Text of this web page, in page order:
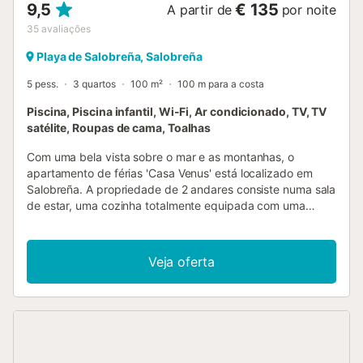
9,5
35 avaliações
A partir de € 135 por noite
Playa de Salobreña, Salobreña
5 pess. 3 quartos 100 m² 100 m para a costa
Piscina, Piscina infantil, Wi-Fi, Ar condicionado, TV, TV
satélite, Roupas de cama, Toalhas
Com uma bela vista sobre o mar e as montanhas, o
apartamento de férias 'Casa Venus' está localizado em
Salobreña. A propriedade de 2 andares consiste numa sala
de estar, uma cozinha totalmente equipada com uma
assim como uma casa de banho adicional, podendo assim
acomodar 5 pessoas. Outras amenidades incluem Wi-Fi de
alta velocidade (adequado para chamadas de vídeo) com
um espaço de trabalho dedicado ao escritório em casa,
Veja oferta